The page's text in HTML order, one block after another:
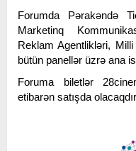
Forumda Pərakəndə
Marketinq
Reklam Agentlikləri,
bütün panellər üzrə ana
Foruma biletlər
etibarən satışda